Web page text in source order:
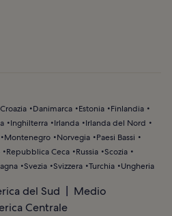
Croazia Danimarca Estonia
Finlandia
Inghilterra Irlanda
Irlanda del Nord
Montenegro Norvegia
Paesi Bassi
Repubblica Ceca Russia Scozia
Svezia Svizzera Turchia Ungheria
del Sud
Medio
Centrale